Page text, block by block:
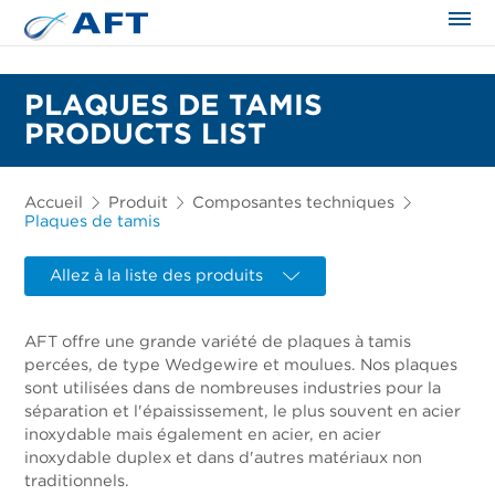
PLAQUES DE TAMIS
PRODUCTS LIST
Accueil Produit
Composantes techniques
Plaques de tamis
Allez à la liste des produits
AFT offre une grande variété de plaques à tamis
percées, de type Wedgewire et moulues. Nos plaques
sont utilisées dans de nombreuses industries pour la
séparation et l'épaississement, le plus souvent en acier
inoxydable mais également en acier, en acier
inoxydable duplex et dans d'autres matériaux non
traditionnels.